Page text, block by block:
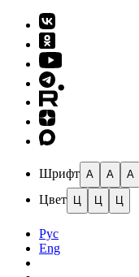
Шрифт A A A
Цвет Ц Ц Ц
Рус
Eng